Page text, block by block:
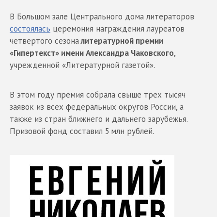
В Большом зале Центрального дома литераторов
состоялась церемония награждения лауреатов
четвертого сезоналитературной премии
«Гипертекст» имени Александра Чаковского,
учрежденной «Литературной газетой».
В этом году премия собрала свыше трех тысяч
заявок из всех федеральных округов России, а
также из стран ближнего и дальнего зарубежья.
Призовой фонд составил 5 млн рублей.